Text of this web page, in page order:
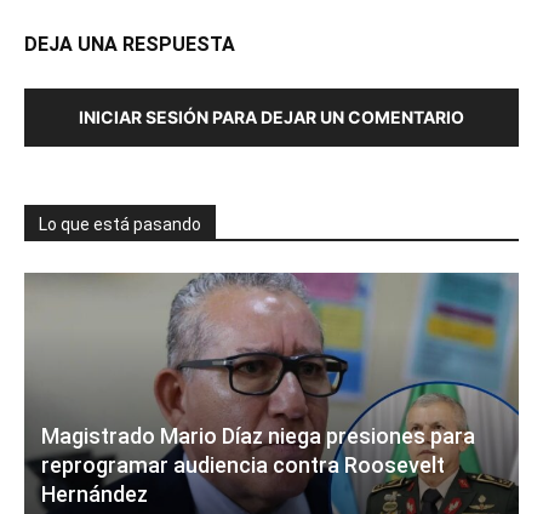
DEJA UNA RESPUESTA
INICIAR SESIÓN PARA DEJAR UN COMENTARIO
Lo que está pasando
Magistrado Mario Díaz niega presiones para
reprogramar audiencia contra Roosevelt
Hernández